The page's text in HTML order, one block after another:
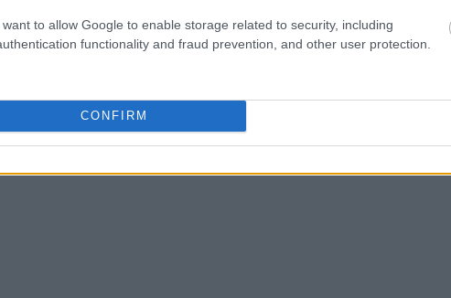
want to allow Google to enable storage related to security, including
functionality and fraud prevention, and other user protection.
CONFIRM
News